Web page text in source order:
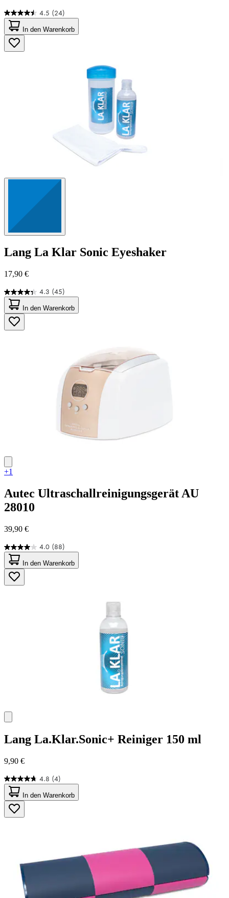
4.5 (24)
4.5
von
5
Sternen.
24
In den Warenkorb
Lang La Klar Sonic Eyeshaker
17,90 €
4.3 (45)
4.3
von
5
Sternen.
45
In den Warenkorb
+1
Autec Ultraschallreinigungsgerät AU
28010
39,90 €
4.0 (88)
4.0
von
5
Sternen.
88
In den Warenkorb
Lang La.Klar.Sonic+ Reiniger 150 ml
9,90 €
4.8 (4)
4.8
von
5
Sternen.
4
In den Warenkorb